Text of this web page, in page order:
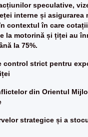
speculative,
interne și asigurarea
contextul în care
la motorină și țiței au
la 75%.
control strict pentru
din Orientul
strategice și a